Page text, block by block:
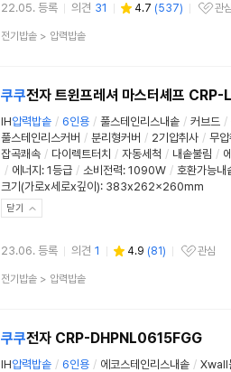
22.05. 등록 의견 31 4.7 (537)
관심상품
관심
상
전기밥솥> 압력밥솥
쿠쿠전자 트윈프레셔 마스터셰프
IH압력밥솥 / 6인용 / 풀스테인리스내솥 / 커브드 /
풀스테인리스커버 / 분리형커버 / 2기압취사 / 무
잡곡쾌속 / 다이렉트터치 / 자동세척 / 내솥불림 /
/ 에너지 : 1등급 / 소비전력: 1090W / 호환가능내
크기(가로x세로x깊이): 383x262x260mm
닫기
23.06. 등록 의견 1 4.9 (81)
관심상품
관심
상
전기밥솥> 압력밥솥
쿠쿠전자 CRP-DHPNL0615FGG
IH압력밥솥 / 6인용 / 에코스테인리스내솥 / Xwall